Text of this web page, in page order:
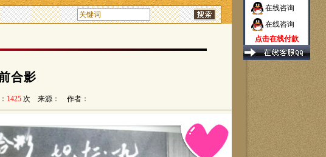
在线咨询
在线咨询
点击在线付款
合影
1425次 来源： 作者：